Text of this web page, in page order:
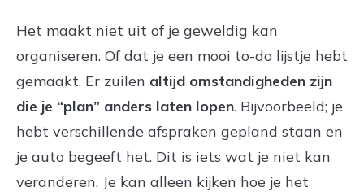
Het maakt niet uit of je geweldig kan
organiseren. Of dat je een mooi to-do lijstje hebt
gemaakt. Er zuilen altijd omstandigheden zijn
die je “plan” anders laten lopen. Bijvoorbeeld; je
hebt verschillende afspraken gepland staan en
je auto begeeft het. Dit is iets wat je niet kan
veranderen. Je kan alleen kijken hoe je het